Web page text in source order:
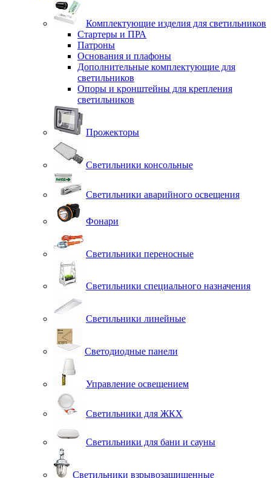
Комплектующие изделия для светильников
Стартеры и ПРА
Патроны
Основания и плафоны
Дополнительные комплектующие для
светильников
Опоры и кронштейны для крепления
светильников
Прожекторы
Светильники консольные
Светильники аварийного освещения
Фонари
Светильники переносные
Светильники специального назначения
Светильники линейные
Светодиодные панели
Управление освещением
Светильники для ЖКХ
Светильники для бани и сауны
Светильники взрывозащищенные